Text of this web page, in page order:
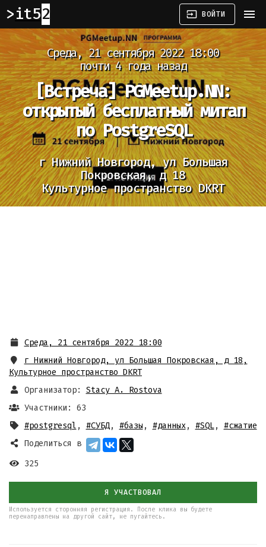
it52 input ВОЙТИ menu
Среда, 21 сентября 2022 18:00
почти 4 года назад
[Встреча] PGMeetup.NN:
открытый бесплатный митап
по PostgreSQL
г Нижний Новгород, ул Большая
Покровская, д 18
Культурное пространство DKRT
Среда, 21 сентября 2022 18:00
г Нижний Новгород, ул Большая Покровская, д 18 ,
Культурное пространство DKRT
Организатор:
Stacy A. Rostova
Участники: 63
#postgresql , #СУБД, #базы , #данных, #SQL, #сжатие
Поделиться в
325
Я УЧАСТВОВАЛ
Используется сторонняя регистрация. После клика вы будете
перенаправлены на другой сайт, не пугайтесь.